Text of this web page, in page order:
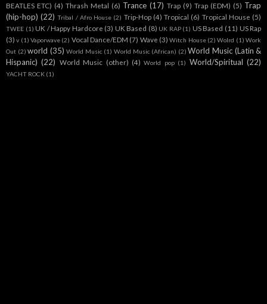
BEATLES ETC) (4) Thrash Metal (6) Trance (17) Trap (9) Trap (EDM) (5) Trap
(hip-hop) (22) Tribal / Afro House (2) Trip-Hop (4) Tropical (6) Tropical House (5)
TWEE (1) UK / Happy Hardcore (3) UK Based (8) UK RAP (1) US Based (11) US Rap
(3) v (1) Vaporwave (2) Vocal Dance/EDM (7) Wave (3) Witch House (2) Wolrd (1) Work
Out (2) world (35) World Music (1) World Music (African) (2) World Music (Latin &
Hispanic) (22) World Music (other) (4) World pop (1) World/Spiritual (22)
YACHT ROCK (1)